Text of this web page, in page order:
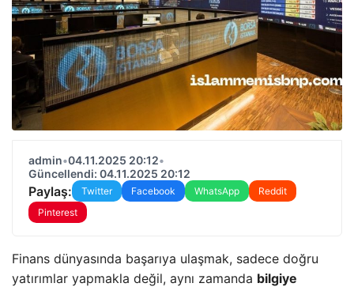
admin•04.11.2025 20:12•
Güncellendi: 04.11.2025 20:12
Paylaş: Twitter Facebook WhatsApp
Reddit
Pinterest
Finans dünyasında başarıya ulaşmak, sadece doğru
yatırımlar yapmakla değil, aynı zamanda bilgiye